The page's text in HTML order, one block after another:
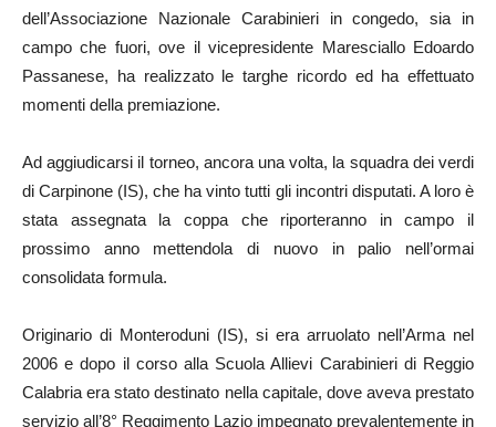
dell’Associazione Nazionale Carabinieri in congedo, sia in
campo che fuori, ove il vicepresidente Maresciallo Edoardo
Passanese, ha realizzato le targhe ricordo ed ha effettuato
momenti della premiazione.
Ad aggiudicarsi il torneo, ancora una volta, la squadra dei verdi
di Carpinone (IS), che ha vinto tutti gli incontri disputati. A loro è
stata assegnata la coppa che riporteranno in campo il
prossimo anno mettendola di nuovo in palio nell’ormai
consolidata formula.
Originario di Monteroduni (IS), si era arruolato nell’Arma nel
2006 e dopo il corso alla Scuola Allievi Carabinieri di Reggio
Calabria era stato destinato nella capitale, dove aveva prestato
servizio all’8° Reggimento Lazio impegnato prevalentemente in